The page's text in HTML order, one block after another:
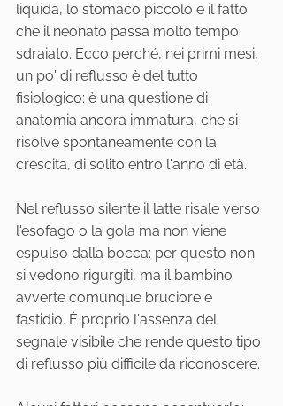
liquida, lo stomaco piccolo e il fatto
che il neonato passa molto tempo
sdraiato. Ecco perché, nei primi mesi,
un po' di reflusso è del tutto
fisiologico: è una questione di
anatomia ancora immatura, che si
risolve spontaneamente con la
crescita, di solito entro l'anno di età.
Nel reflusso silente il latte risale verso
l'esofago o la gola ma non viene
espulso dalla bocca: per questo non
si vedono rigurgiti, ma il bambino
avverte comunque bruciore e
fastidio. È proprio l'assenza del
segnale visibile che rende questo tipo
di reflusso più difficile da riconoscere.